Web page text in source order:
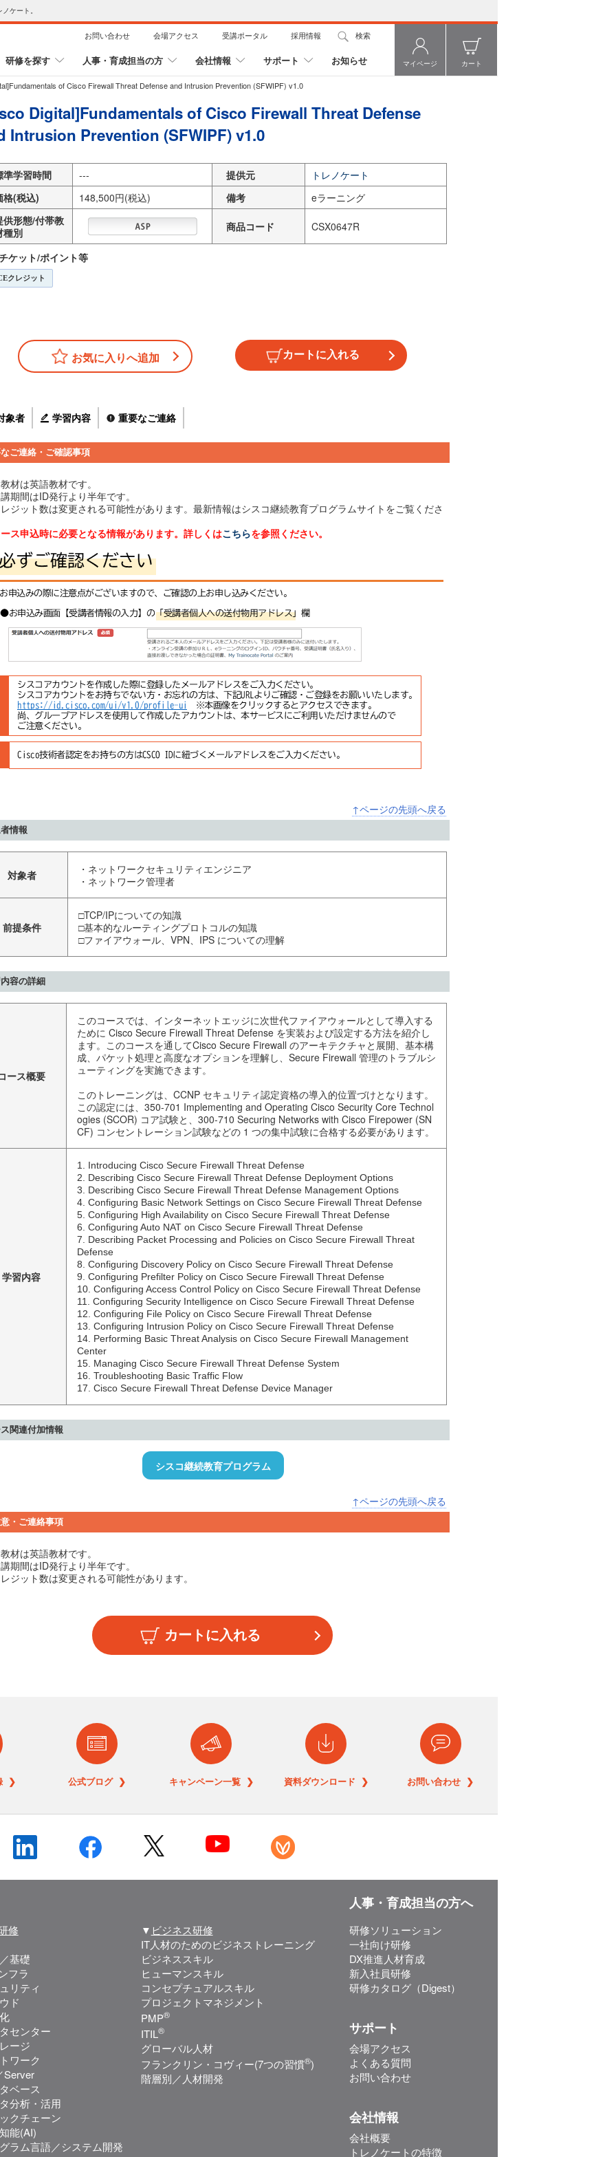
ケート。
お問い合わせ 会場アクセス 受講ポータル 採用情報 検索
研修を探す 人事・育成担当の方 会社情報 サポート お知らせ マイページ カート
of Cisco Firewall Threat Defense and Intrusion Prevention (SFWIPF) v1.0
Digital]Fundamentals of Cisco Firewall Threat Defense
Intrusion Prevention (SFWIPF) v1.0
準学習時間 --- 提供元
トレノケート
格(税込)
148,500円(税込) 備考
eラーニング
供形態/付帯教
種別
商品コード CSX0647R
ケット/ポイント等
クレジット
お気に入りへ追加
象者 学習内容 重要なご連絡
ご連絡・ご確認事項
材は英語教材です。
期間はID発行より半年です。
ジット数は変更される可能性があります。最新情報はシスコ継続教育プログラムサイトをご覧くださ
ス申込時に必要となる情報があります。詳しくはこちらを参照ください。
↑ページの先頭へ戻る
情報
対象者
・ネットワークセキュリティエンジニア
・ネットワーク管理者
前提条件
□TCP/IPについての知識
□基本的なルーティングプロトコルの知識
□ファイアウォール、VPN、IPS についての理解
容の詳細
ース概要
このコースでは、インターネットエッジに次世代ファイアウォールとして導入する
ために Cisco Secure Firewall Threat Defense を実装および設定する方法を紹介し
ます。このコースを通してCisco Secure Firewall のアーキテクチャと展開、基本構
成、パケット処理と高度なオプションを理解し、Secure Firewall 管理のトラブルシ
ューティングを実施できます。
このトレーニングは、CCNP セキュリティ認定資格の導入的位置づけとなります。
この認定には、350-701 Implementing and Operating Cisco Security Core Technol
ogies (SCOR) コア試験と、300-710 Securing Networks with Cisco Firepower (SN
CF) コンセントレーション試験などの 1 つの集中試験に合格する必要があります。
学習内容
1. Introducing Cisco Secure Firewall Threat Defense
2. Describing Cisco Secure Firewall Threat Defense Deployment Options
3. Describing Cisco Secure Firewall Threat Defense Management Options
4. Configuring Basic Network Settings on Cisco Secure Firewall Threat Defense
5. Configuring High Availability on Cisco Secure Firewall Threat Defense
6. Configuring Auto NAT on Cisco Secure Firewall Threat Defense
7. Describing Packet Processing and Policies on Cisco Secure Firewall Threat
Defense
8. Configuring Discovery Policy on Cisco Secure Firewall Threat Defense
9. Configuring Prefilter Policy on Cisco Secure Firewall Threat Defense
10. Configuring Access Control Policy on Cisco Secure Firewall Threat Defense
11. Configuring Security Intelligence on Cisco Secure Firewall Threat Defense
12. Configuring File Policy on Cisco Secure Firewall Threat Defense
13. Configuring Intrusion Policy on Cisco Secure Firewall Threat Defense
14. Performing Basic Threat Analysis on Cisco Secure Firewall Management
Center
15. Managing Cisco Secure Firewall Threat Defense System
16. Troubleshooting Basic Traffic Flow
17. Cisco Secure Firewall Threat Defense Device Manager
関連付加情報
シスコ継続教育プログラム
↑ページの先頭へ戻る
・ご連絡事項
材は英語教材です。
期間はID発行より半年です。
ジット数は変更される可能性があります。
❯ 公式ブログ ❯ キャンペーン一覧 ❯ 資料ダウンロード ❯ お問い合わせ ❯
修
基礎
フラ
リティ
ド
センター
ージ
ワーク
Server
ベース
分析・活用
クチェーン
能(AI)
ラム言語／システム開発
▼ ビジネス研修
IT人材のためのビジネストレーニング
ビジネススキル
ヒューマンスキル
コンセプチュアルスキル
プロジェクトマネジメント
PMP®
ITIL®
グローバル人材
フランクリン・コヴィー(7つの習慣®)
階層別／人材開発
人事・育成担当の方へ
研修ソリューション
一社向け研修
DX推進人材育成
新入社員研修
研修カタログ（Digest）
サポート
会場アクセス
よくある質問
お問い合わせ
会社情報
会社概要
トレノケートの特徴